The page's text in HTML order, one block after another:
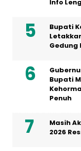
Info
Bupati
Gedung
Bupati
Penuh
Masih
2026